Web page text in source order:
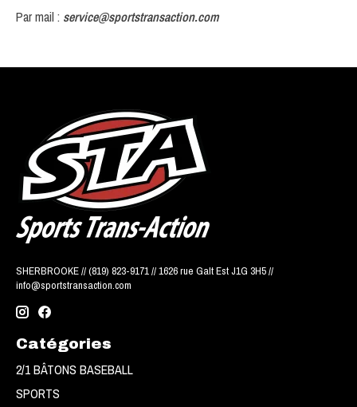
Par mail : service@sportstransaction.com
SHERBROOKE // (819) 823-9171 // 1626 rue Galt Est J1G 3H5 //
info@sportstransaction.com
Catégories
2/1 BÂTONS BASEBALL
SPORTS